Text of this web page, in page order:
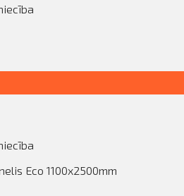
Eco 1100x2500mm